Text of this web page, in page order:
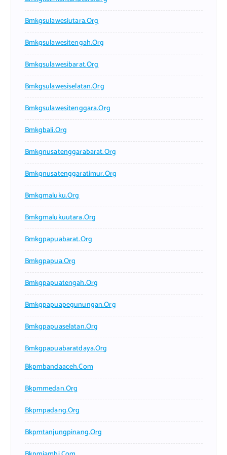
Bmkgsulawesiutara.org
Bmkgsulawesitengah.org
Bmkgsulawesibarat.org
Bmkgsulawesiselatan.org
Bmkgsulawesitenggara.org
Bmkgbali.org
Bmkgnusatenggarabarat.org
Bmkgnusatenggaratimur.org
Bmkgmaluku.org
Bmkgmalukuutara.org
Bmkgpapuabarat.org
Bmkgpapua.org
Bmkgpapuatengah.org
Bmkgpapuapegunungan.org
Bmkgpapuaselatan.org
Bmkgpapuabaratdaya.org
Bkpmbandaaceh.com
Bkpmmedan.org
Bkpmpadang.org
Bkpmtanjungpinang.org